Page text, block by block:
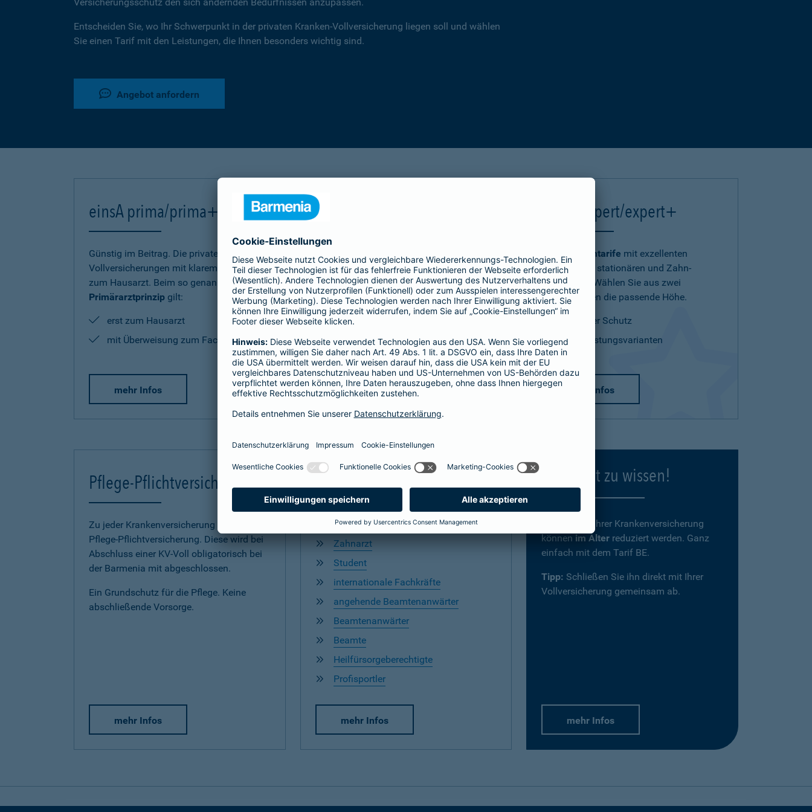
Entscheiden Sie, wo Ihr Schwerpunkt in der privaten Kranken-Vollversicherung liegen soll und wählen
Sie einen Tarif mit den Leistungen, die Ihnen besonders wichtig sind.
Angebot anfordern
einsA prima/prima+
Günstig im Beitrag. Die privaten Kranken-
Vollversicherungen mit klarem Bekenntnis
zum Hausarzt. Beim so genannten
Primärarztprinzip gilt:
erst zum Hausarzt
mit Überweisung zum Facharzt
mehr Infos
einsA primex
Hochwertiger Schutz mit Schwerpunkt auf
Leistungen in der ambulanten Versorgung.
Hier entscheiden Sie, ob Hausarzt oder
direkt zum Facharzt.
hochwertige ambulante Leistungen
Basisleistung im stationären Bereich
mehr Infos
einsA expert/expert+
Die Premiumtarife mit exzellenten
ambulanten, stationären und Zahn-
Leistungen. Wählen Sie aus zwei
Tarifvarianten die passende Höhe.
optimaler Schutz
zwei Leistungsvarianten
mehr Infos
Pflege-Pflichtversicherung
Zu jeder Krankenversicherung gehört eine
Pflege-Pflichtversicherung. Diese wird bei
Abschluss einer KV-Voll obligatorisch bei
der Barmenia mit abgeschlossen.
Ein Grundschutz für die Pflege. Keine
abschließende Vorsorge.
mehr Infos
Spezialtarife
Arzt
Zahnarzt
Student
internationale Fachkräfte
angehende Beamtenanwärter
Beamtenanwärter
Beamte
Heilfürsorgeberechtigte
Profisportler
mehr Infos
Gut zu wissen!
zu Ihrer Krankenversicherung
können im Alter reduziert werden. Ganz
einfach mit dem Tarif BE.
Tipp: Schließen Sie ihn direkt mit Ihrer
Vollversicherung gemeinsam ab.
mehr Infos